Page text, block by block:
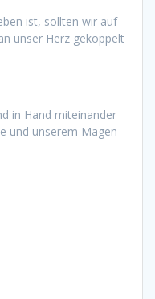
ist, sollten wir auf
unser Herz gekoppelt
in Hand miteinander
und unserem Magen